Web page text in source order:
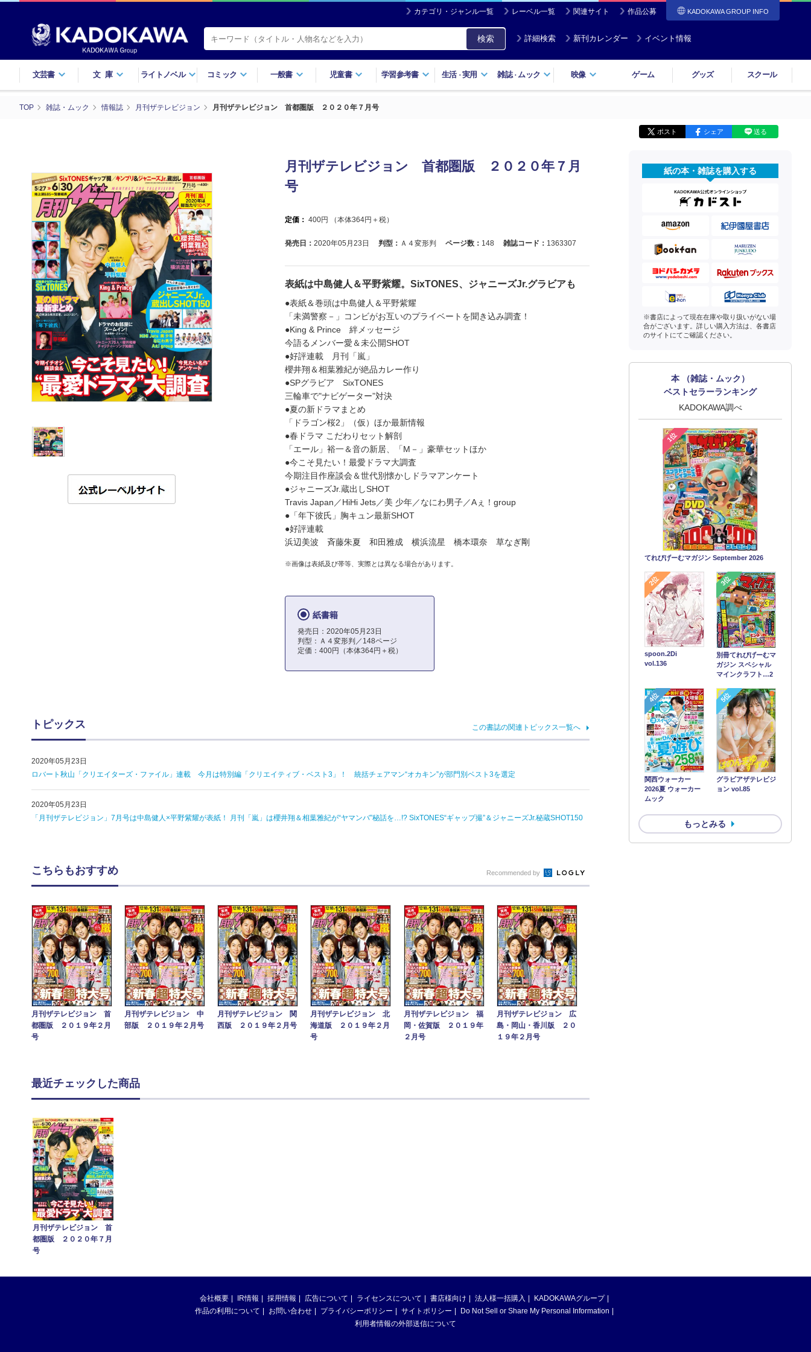
カテゴリ・ジャンル一覧 レーベル一覧 関連サイト 作品公募 KADOKAWA GROUP INFO
検索 詳細検索 新刊カレンダー イベント情報
文芸書 文庫 ライトノベル コミック 一般書 児童書 学習参考書 生活・実用 雑誌・ ムック 映像 ゲーム グッズ スクール
TOP 雑誌・ムック 情報誌 月刊ザテレビジョン 月刊ザテレビジョン 首都圏版 ２０２０年７月号
ポスト シェア 送る
月刊ザテレビジョン 首都圏版 ２０２０年７月
号
定価： 400円 （本体364円＋税）
発売日： 2020年05月23日 判型： Ａ４変形判 ページ数： 148 雑誌コード： 1363307
表紙は中島健人＆平野紫耀。SixTONES、ジャニーズJr.グラビアも
●表紙＆巻頭は中島健人＆平野紫耀
「未満警察－」コンビがお互いのプライベートを聞き込み調査！
●King & Prince 絆メッセージ
今語るメンバー愛＆未公開SHOT
●好評連載 月刊「嵐」
櫻井翔＆相葉雅紀が絶品カレー作り
●SPグラビア SixTONES
三輪車で"ナビゲーター”対決
●夏の新ドラマまとめ
「ドラゴン桜2」（仮）ほか最新情報
●春ドラマ こだわりセット解剖
「エール」裕一＆音の新居、「M－」豪華セットほか
●今こそ見たい！最愛ドラマ大調査
今期注目作座談会＆世代別懐かしドラマアンケート
●ジャニーズJr.蔵出しSHOT
Travis Japan／HiHi Jets／美 少年／なにわ男子／Aぇ！group
●「年下彼氏」胸キュン最新SHOT
●好評連載
浜辺美波 斉藤朱夏 和田雅成 横浜流星 橋本環奈 草なぎ剛
※画像は表紙及び帯等、実際とは異なる場合があります。
紙書籍
発売日：2020年05月23日
判型：Ａ４変形判／148ページ
定価：400円（本体364円＋税）
トピックス この書誌の関連トピックス一覧へ
2020年05月23日
ロバート秋山「クリエイターズ・ファイル」連載 今月は特別編「クリエイティブ・ベスト3」！ 統括チェアマン“オカキン”が部門別ベスト3を選定
2020年05月23日
「月刊ザテレビジョン」7月号は中島健人×平野紫耀が表紙！ 月刊「嵐」は櫻井翔＆相葉雅紀が“ヤマンバ”秘話を…!? SixTONES“ギャップ撮”＆ジャニーズJr.秘蔵SHOT150
紙の本・雑誌を購入する
※書店によって現在在庫や取り扱いがない場
合がございます。詳しい購入方法は、各書店
のサイトにてご確認ください。
本 （雑誌・ムック）
ベストセラーランキング
KADOKAWA調べ
1位
てれびげーむマガジン September 2026
2位
spoon.2Di
vol.136
3位
別冊てれびげーむマ
ガジン スペシャル
マインクラフト…2
4位
関西ウォーカー
2026夏 ウォーカー
ムック
5位
グラビアザテレビジ
ョン vol.85
もっとみる
こちらもおすすめ Recommended by
月刊ザテレビジョン 首
都圏版 ２０１９年２月
号
月刊ザテレビジョン 中
部版 ２０１９年２月号
月刊ザテレビジョン 関
西版 ２０１９年２月号
月刊ザテレビジョン 北
海道版 ２０１９年２月
号
月刊ザテレビジョン 福
岡・佐賀版 ２０１９年
２月号
月刊ザテレビジョン 広
島・岡山・香川版 ２０
１９年２月号
最近チェックした商品
月刊ザテレビジョン 首
都圏版 ２０２０年７月
号
会社概要 IR情報 採用情報 広告について ライセンスについて 書店様向け 法人様一括購入
KADOKAWAグループ
作品の利用について
お問い合わせ プライバシーポリシー サイトポリシー
Do Not Sell or Share My Personal Information
利用者情報の外部送信について